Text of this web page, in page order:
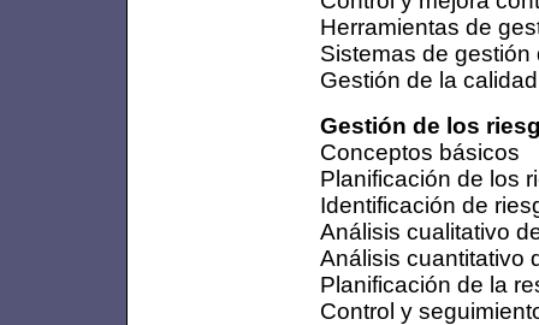
Herramientas de
Sistemas de gestión
Gestión de la
Gestión de los
Conceptos básicos
Planificación de los
Identificación de
Análisis cualitativo
Análisis cuantitativo
Planificación de la
Control y